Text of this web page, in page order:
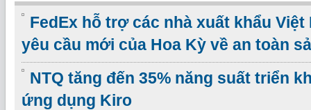
FedEx hỗ trợ các nhà xuất khẩu Việt
yêu cầu mới của Hoa Kỳ về an toàn
NTQ tăng đến 35% năng suất triển
ứng dụng Kiro